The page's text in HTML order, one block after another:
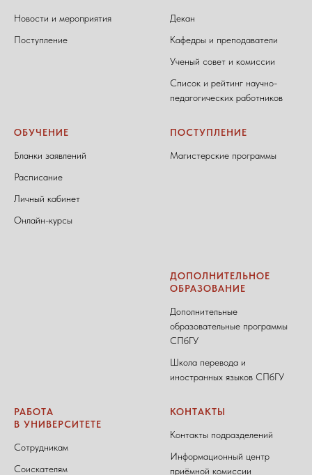
Новости и мероприятия
Поступление
Декан
Кафедры и преподаватели
Ученый совет и комиссии
Список и рейтинг научно-
педагогических работников
ОБУЧЕНИЕ
Бланки заявлений
Расписание
Личный кабинет
Онлайн-курсы
ПОСТУПЛЕНИЕ
Магистерские программы
ДОПОЛНИТЕЛЬНОЕ
ОБРАЗОВАНИЕ
Дополнительные
образовательные программы
СПбГУ
Школа перевода и
иностранных языков СПбГУ
РАБОТА
В УНИВЕРСИТЕТЕ
Сотрудникам
Соискателям
КОНТАКТЫ
Контакты подразделений
Информационный центр
приёмной комиссии